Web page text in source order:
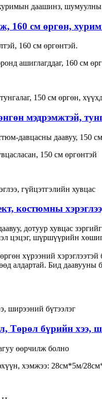
160 см өргөн,
160 см өргөнтэй.
ашиглагддаг, 160 см
мэдрэмжтэй,
давцасны даавуу, 150
150 см өргөнтэй
костюмны
дотуур хувцас зэргийг
цэцэг, шүршүүрийн
хүрээний
алдартай. Бид
Төрөл бүрийн хээ,
өөрчилж болно
хэмжээ: 28см*5м/